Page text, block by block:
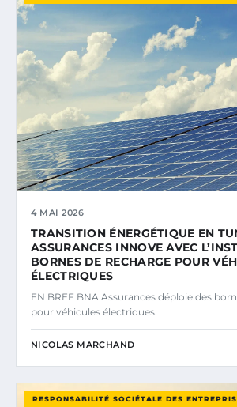
4 MAI 2026
TRANSITION ÉNERGÉTIQUE EN
ASSURANCES INNOVE AVEC
BORNES DE RECHARGE POUR
ÉLECTRIQUES
EN BREF BNA Assurances déploie des
pour véhicules électriques.
NICOLAS MARCHAND
RESPONSABILITÉ SOCIÉTALE DES